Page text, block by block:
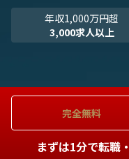
年収1,000万円超
3,000求人以上
完全無料
まずは1分で転職